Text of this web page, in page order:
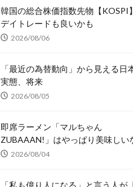
韓国の総合株価指数先物【KOSPI
デイトレードも良いかも
2026/08/06
「最近の為替動向」から見える日
実態、将来
2026/08/05
即席ラーメン「マルちゃん
ZUBAAAN!」はやっぱり美味しい
2026/08/04
「私も億り人になる」と言う人が